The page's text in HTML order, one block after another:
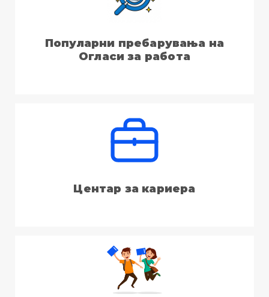
Популарни пребарувања на
Огласи за работа
Центар за кариера